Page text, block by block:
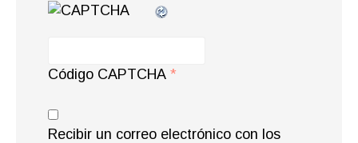
Código CAPTCHA *
Recibir un correo electrónico con los